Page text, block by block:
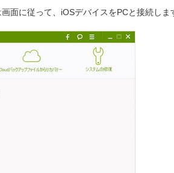
面に従って、iOSデバイスをPCと接続しま